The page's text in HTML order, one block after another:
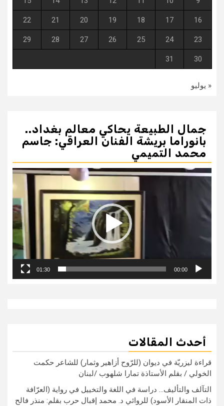
16
17
18
19
20
21
22
23
24
25
26
27
28
29
30
31
« يوليو
جمال الطبيعة يحاكي معالم بغداد..
بانوراما بريشة الفنان العراقي: جاسم
محمد التميمي
مشغل
00:00
01:30
أحدث المقالات
قراءة ليزريّة في ديوان (للرّوح أزاهير وثمار) للشاعر حكمت
الخولي / بقلم الأستاذة تمارا شلهوب /لبنان
التآلف والتأليف… دراسة في اللغة والتخييل في رواية (العرّافة
ذات المنقار الأسود) للروائي د. محمد إقبال حرب بقلم: منذر فالح